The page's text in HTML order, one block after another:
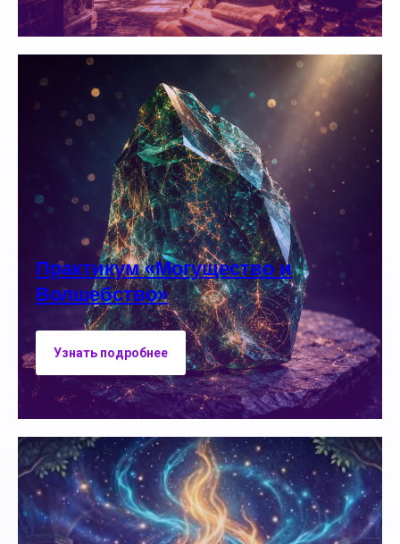
Практикум «Могущество и
Волшебство»
Узнать подробнее